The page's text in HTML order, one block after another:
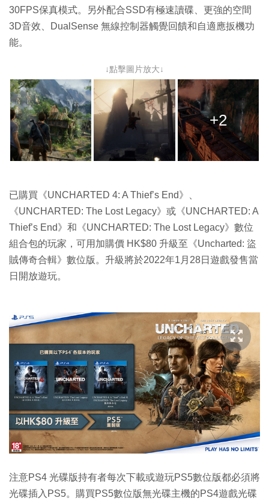
30FPS保真模式。另外配合SSD有極速讀碟、更強的空間
3D音效、DualSense 無線控制器觸覺回饋和自適應扳機功
能。
↓點擊圖片放大↓
+2
已購買《UNCHARTED 4: A Thief’s End》、
《UNCHARTED: The Lost Legacy》或《UNCHARTED: A
Thief’s End》和《UNCHARTED: The Lost Legacy》數位
組合包的玩家，可用加購價 HK$80 升級至《Uncharted: 盜
賊傳奇合輯》數位版。升級將於2022年1月28日遊戲發售當
日開放遊玩。
注意PS4 光碟版持有者每次下載或遊玩PS5數位版都必須將
光碟插入PS5。購買PS5數位版無光碟主機的PS4遊戲光碟